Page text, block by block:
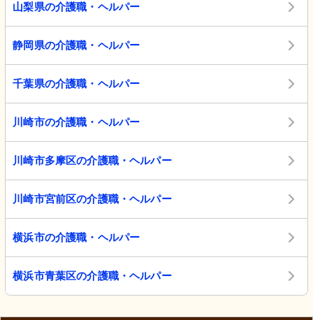
山梨県の介護職・ヘルパー
静岡県の介護職・ヘルパー
千葉県の介護職・ヘルパー
川崎市の介護職・ヘルパー
川崎市多摩区の介護職・ヘルパー
川崎市宮前区の介護職・ヘルパー
横浜市の介護職・ヘルパー
横浜市青葉区の介護職・ヘルパー